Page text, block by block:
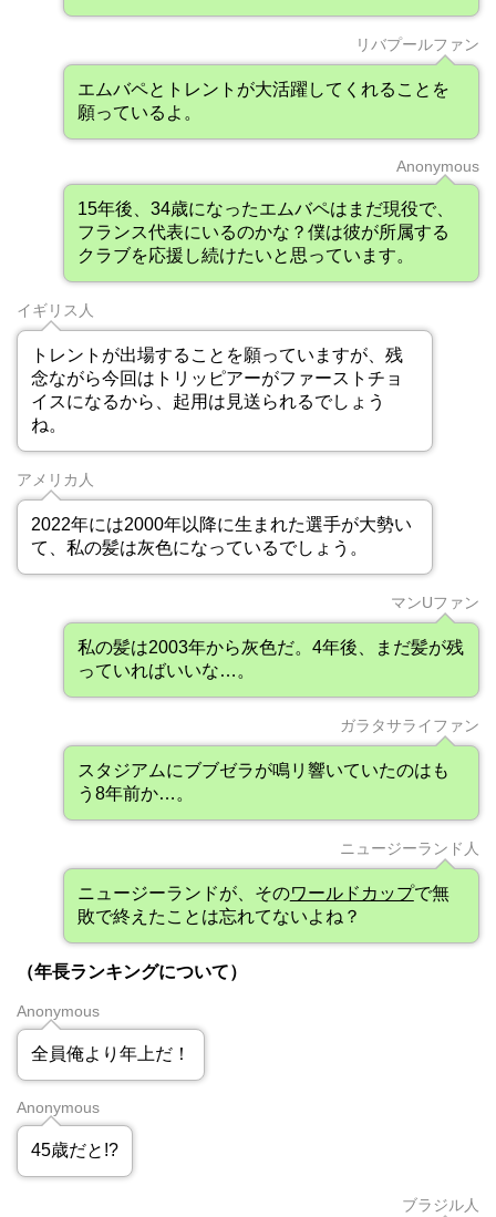
リバプールファン
エムバペとトレントが大活躍してくれることを
願っているよ。
Anonymous
15年後、34歳になったエムバペはまだ現役で、
フランス代表にいるのかな？僕は彼が所属する
クラブを応援し続けたいと思っています。
イギリス人
トレントが出場することを願っていますが、残
念ながら今回はトリッピアーがファーストチョ
イスになるから、起用は見送られるでしょう
ね。
アメリカ人
2022年には2000年以降に生まれた選手が大勢い
て、私の髪は灰色になっているでしょう。
マンUファン
私の髪は2003年から灰色だ。4年後、まだ髪が残
っていればいいな…。
ガラタサライファン
スタジアムにブブゼラが鳴リ響いていたのはも
う8年前か…。
ニュージーランド人
ニュージーランドが、そのワールドカップで無
敗で終えたことは忘れてないよね？
（年長ランキングについて）
Anonymous
全員俺より年上だ！
Anonymous
45歳だと!?
ブラジル人